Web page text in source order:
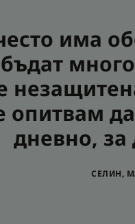
има
опитвам
дневно, за
СЕЛИН,